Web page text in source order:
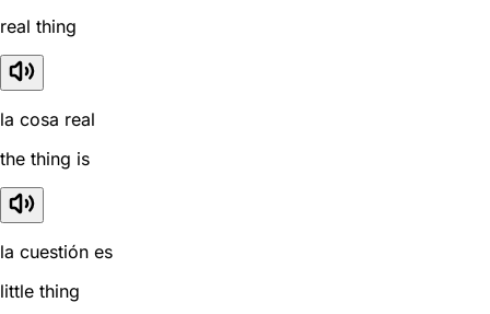
real thing
la cosa real
the thing is
la cuestión es
little thing